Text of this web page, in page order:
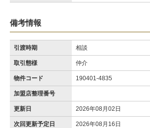
備考情報
引渡時期 相談
取引態様 仲介
物件コード 190401-4835
加盟店整理番号
更新日 2026年08月02日
次回更新予定日 2026年08月16日